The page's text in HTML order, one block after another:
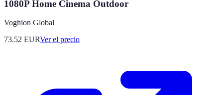
1080P Home Cinema Outdoor
Voghion Global
73.52 EURVer el precio